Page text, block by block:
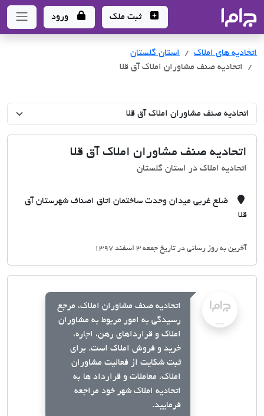
- سامانه جامع املاک و مشاورین املاک
ثبت ملک ورود
اتحادیه های املاک اتحادیه های املاک
استان گلستان
اتحادیه صنف مشاوران املاک آق قلا
اتحادیه صنف مشاوران املاک آق قلا
اتحادیه املاک در استان گلستان
ضلع غربی میدان وحدت ساختمان اتاق اصناف شهرستان آق
قلا
آخرین به روز رسانی در تاریخ جمعه 3 اسفند 1397
اتحادیه صنف مشاوران املاک، مرجع
رسیدگی به امور مربوط به مشاوران
املاک و قرارداهای رهن، اجاره،
خرید و فروش املاک است. برای
ثبت شکایت از فعالیت مشاوران
املاک، معاملات و قرارداد ها به
اتحادیه املاک شهر خود مراجعه
فرمایید.